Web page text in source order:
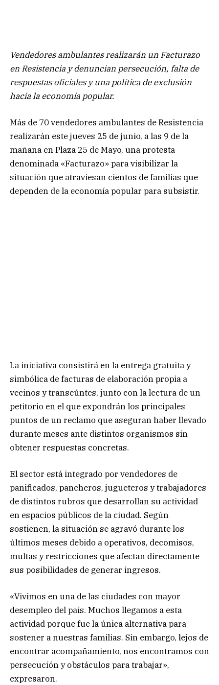
Vendedores ambulantes realizarán un Facturazo
en Resistencia y denuncian persecución, falta de
respuestas oficiales y una política de exclusión
hacia la economía popular.
Más de 70 vendedores ambulantes de Resistencia
realizarán este jueves 25 de junio, a las 9 de la
mañana en Plaza 25 de Mayo, una protesta
denominada «Facturazo» para visibilizar la
situación que atraviesan cientos de familias que
dependen de la economía popular para subsistir.
La iniciativa consistirá en la entrega gratuita y
simbólica de facturas de elaboración propia a
vecinos y transeúntes, junto con la lectura de un
petitorio en el que expondrán los principales
puntos de un reclamo que aseguran haber llevado
durante meses ante distintos organismos sin
obtener respuestas concretas.
El sector está integrado por vendedores de
panificados, pancheros, jugueteros y trabajadores
de distintos rubros que desarrollan su actividad
en espacios públicos de la ciudad. Según
sostienen, la situación se agravó durante los
últimos meses debido a operativos, decomisos,
multas y restricciones que afectan directamente
sus posibilidades de generar ingresos.
«Vivimos en una de las ciudades con mayor
desempleo del país. Muchos llegamos a esta
actividad porque fue la única alternativa para
sostener a nuestras familias. Sin embargo, lejos de
encontrar acompañamiento, nos encontramos con
persecución y obstáculos para trabajar»,
expresaron.